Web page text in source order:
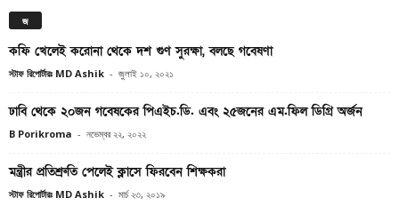
জ
কফি খেলেই করোনা থেকে দশ গুণ সুরক্ষা, বলছে গবেষণা
স্টাফ রিপোর্টারঃ MD Ashik - জুলাই ১০, ২০২১
ঢাবি থেকে ২০জন গবেষকের পিএইচ.ডি. এবং ২৫জনের এম.ফিল ডিগ্রি অর্জন
B Porikroma - নভেম্বর ২২, ২০২২
মন্ত্রীর প্রতিশ্রুতি পেলেই ক্লাসে ফিরবেন শিক্ষকরা
স্টাফ রিপোর্টারঃ MD Ashik - মার্চ ২৩, ২০১৯